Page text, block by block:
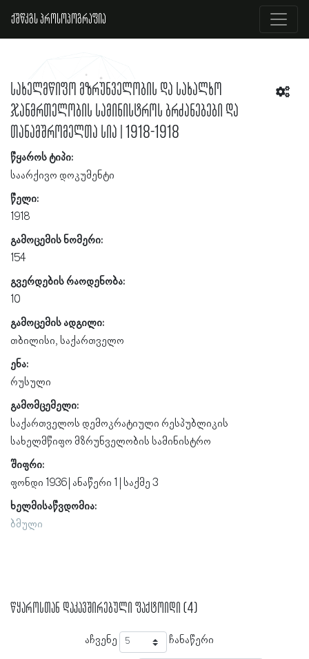
ქშწკგს პროსოპოგრაფია
სახელმწიფო მზრუნველობის და სახალხო
ჯანმრთელობის სამინისტროს ბრძანებები და
თანამშრომელთა სია | 1918-1918
წყაროს ტიპი:
საარქივო დოკუმენტი
წელი:
1918
გამოცემის ნომერი:
154
გვერდების რაოდენობა:
10
გამოცემის ადგილი:
თბილისი, საქართველო
ენა:
რუსული
გამომცემელი:
საქართველოს დემოკრატიული რესპუბლიკის
სახელმწიფო მზრუნველობის სამინისტრო
შიფრი:
ფონდი 1936 | ანაწერი 1 | საქმე 3
ხელმისაწვდომია:
ბმული
წყაროსთან დაკავშირებული ფაქტოიდი (4)
აჩვენე ჩანაწერი